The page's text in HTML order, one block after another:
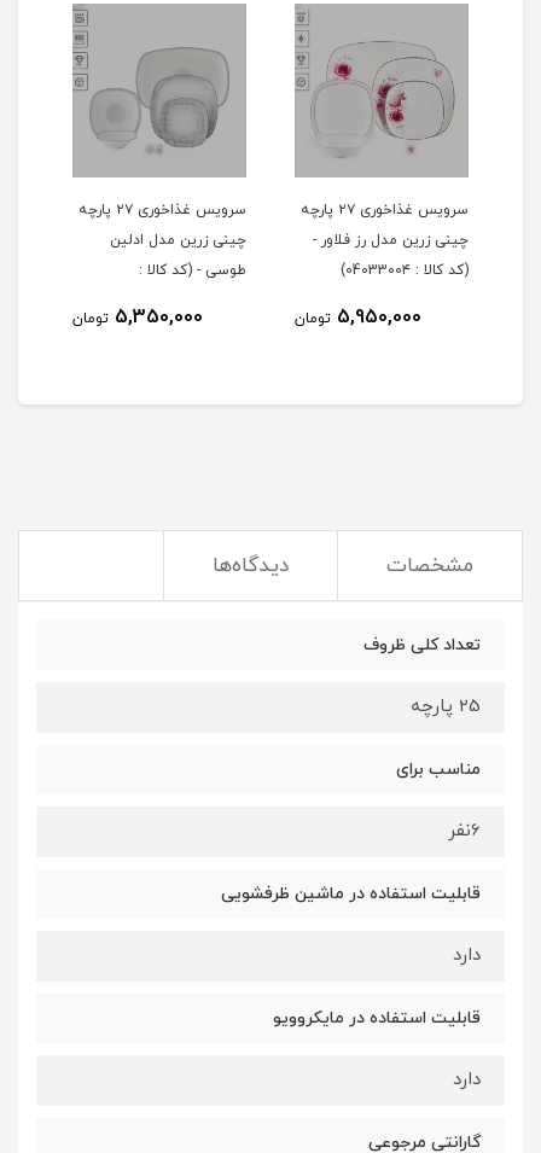
سرویس غذاخوری ۲۷ پارچه
چینی زرین مدل رز فلاور -
(کد کالا : 0403300۴)
5,950,000 تومان
سرویس غذاخوری ۲۷ پارچه
چینی زرین مدل ادلین
طوسی - (کد کالا :
5,350,000 تومان
مشخصات دیدگاه‌ها
تعداد کلی ظروف
25 پارچه
مناسب برای
6نفر
قابلیت استفاده در ماشین ظرفشویی
دارد
قابلیت استفاده در مایکروویو
دارد
گارانتی مرجوعی